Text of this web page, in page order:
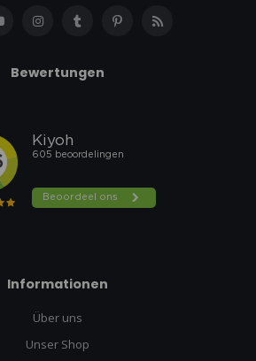
Bewertungen
Informationen
Über uns
Unser Shop